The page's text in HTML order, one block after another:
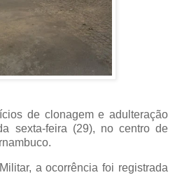
de clonagem e adulteração
sexta-feira (29), no centro de
a ocorrência foi registrada